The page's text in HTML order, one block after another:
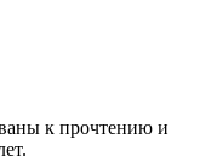
к прочтению и